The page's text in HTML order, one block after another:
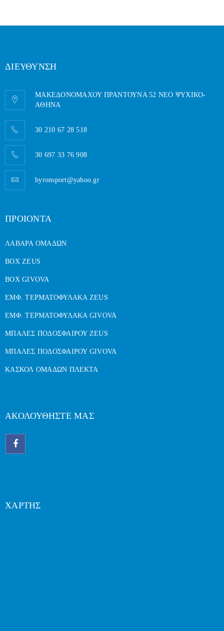
ΔΙΕΥΘΥΝΣΗ
ΜΑΚΕΔΟΝΟΜΑΧΟΥ ΠΡΑΝΤΟΥΝΑ 52 ΝΕΟ ΨΥΧΙΚΟ-
AΘΗΝΑ
30 210 67 28 518
30 697 33 76 908
byronsport@yahoo.gr
ΠΡΟΙΟΝΤΑ
ΛΑΒΑΡΑ ΟΜΑΔΩΝ
BOX ZEUS
BOX GIVOVA
ΕΜΦ. ΤΕΡΜΑΤΟΦΥΛΑΚΑ ZEUS
ΕΜΦ. ΤΕΡΜΑΤΟΦΥΛΑΚΑ GIVOVA
ΜΠΑΛΕΣ ΠΟΔΟΣΦΑΙΡΟΥ ZEUS
ΜΠΑΛΕΣ ΠΟΔΟΣΦΑΙΡΟΥ GIVOVA
ΚΑΣΚΟΛ ΟΜΑΔΩΝ ΠΛΕΚΤΑ
ΑΚΟΛΟΥΘΗΣΤΕ ΜΑΣ
ΧΑΡΤΗΣ